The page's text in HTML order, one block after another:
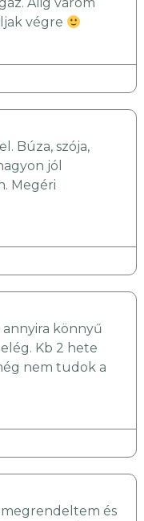
Alig várom
végre
Búza, szója,
jól
Megéri
annyira könnyű
Kb 2 hete
nem tudok a
megrendeltem és